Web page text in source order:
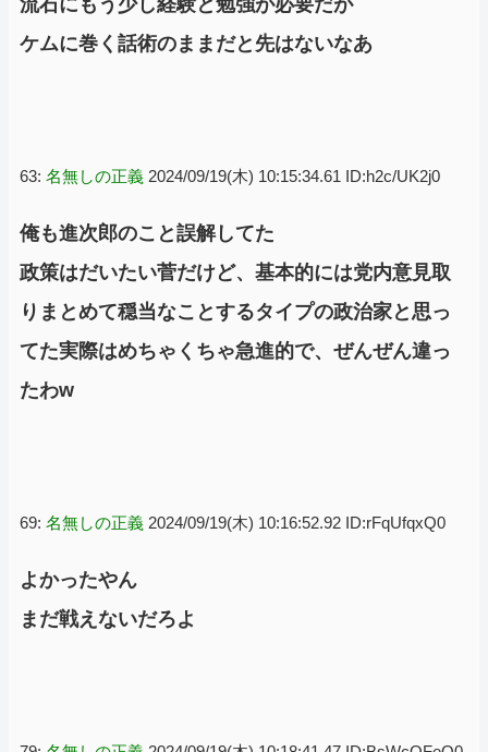
ケムに巻く話術のままだと先はないなあ
63: 名無しの正義 2024/09/19(木) 10:15:34.61 ID:h2c/UK2j0
俺も進次郎のこと誤解してた
政策はだいたい菅だけど、基本的には党内意見取
りまとめて穏当なことするタイプの政治家と思っ
てた実際はめちゃくちゃ急進的で、ぜんぜん違っ
たわw
69: 名無しの正義 2024/09/19(木) 10:16:52.92 ID:rFqUfqxQ0
よかったやん
まだ戦えないだろよ